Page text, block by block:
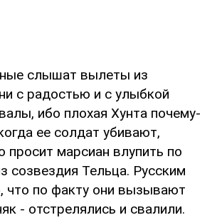
слышат вылеты из
с радостью и с улыбкой
ибо плохая Хунта почему-
ее солдат убивают,
просит марсиан влупить по
созвездия Тельца. Русским
что по факту они вызывают
- отстрелялись и свалили.